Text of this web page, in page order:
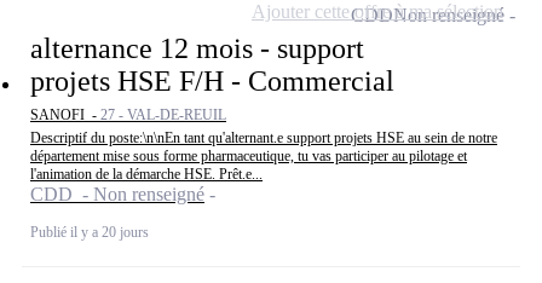
alternance 12 mois - support
projets HSE F/H - Commercial
SANOFI - 27 - VAL-DE-REUIL
Descriptif du poste:\n\nEn tant qu'alternant.e support projets HSE au sein de notre
département mise sous forme pharmaceutique, tu vas participer au pilotage et
l'animation de la démarche HSE. Prêt.e...
CDD - Non renseigné
Publié il y a 20 jours
CDDNon renseigné
Ajouter cette offre à ma sélection